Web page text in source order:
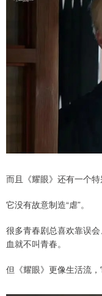
而且《耀眼》还有一个特
它没有故意制造“虐”。
很多青春剧总喜欢靠误
血就不叫青春。
但《耀眼》更像生活流，